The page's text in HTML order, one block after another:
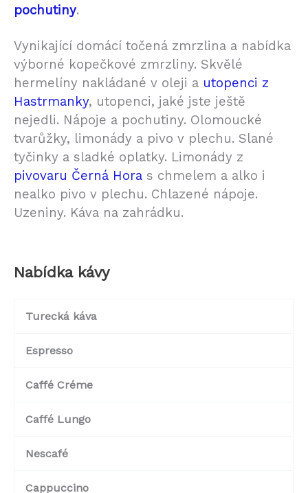
pochutiny.
Vynikající domácí točená zmrzlina a nabídka
výborné kopečkové zmrzliny. Skvělé
hermelíny nakládané v oleji a utopenci z
Hastrmanky, utopenci, jaké jste ještě
nejedli. Nápoje a pochutiny. Olomoucké
tvarůžky, limonády a pivo v plechu. Slané
tyčinky a sladké oplatky. Limonády z
pivovaru Černá Hora s chmelem a alko i
nealko pivo v plechu. Chlazené nápoje.
Uzeniny. Káva na zahrádku.
Nabídka kávy
Turecká káva
Espresso
Caffé Créme
Caffé Lungo
Nescafé
Cappuccino